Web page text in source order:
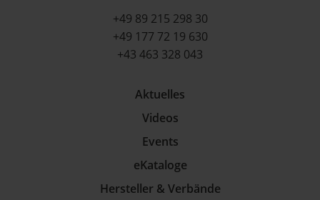
+49 89 215 298 30
+49 177 72 19 630
+43 463 328 043
Aktuelles
Videos
Events
eKataloge
Hersteller & Verbände